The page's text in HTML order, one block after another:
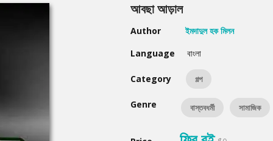
Humayun Ahmed
Mouri Morium
Hot & New
আবছা আড়াল
Author
ইমদাদুল হক মিলন
Language
বাংলা
Category গল্প
Genre বাস্তবধর্মী সামাজিক